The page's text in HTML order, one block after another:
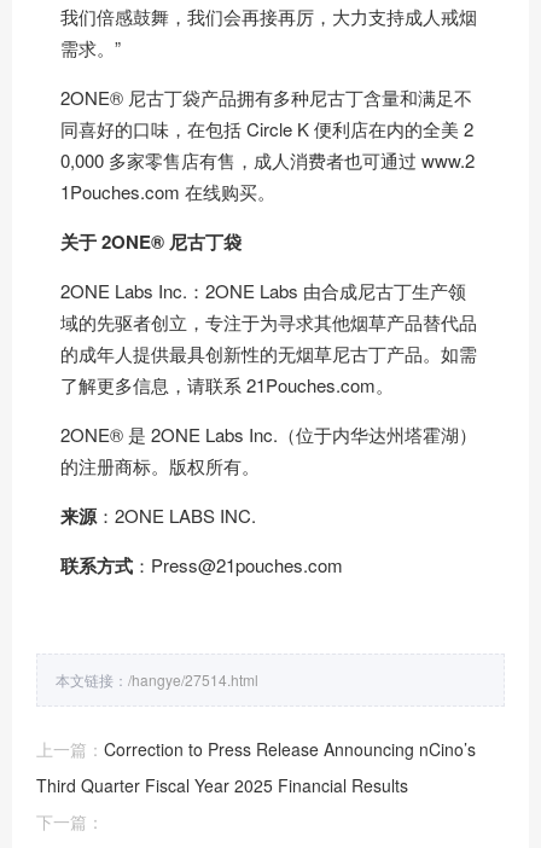
我们倍感鼓舞，我们会再接再厉，大力支持成人戒烟
需求。”
2ONE® 尼古丁袋产品拥有多种尼古丁含量和满足不
同喜好的口味，在包括 Circle K 便利店在内的全美 2
0,000 多家零售店有售，成人消费者也可通过 www.2
1Pouches.com 在线购买。
关于 2ONE® 尼古丁袋
2ONE Labs Inc.：2ONE Labs 由合成尼古丁生产领
域的先驱者创立，专注于为寻求其他烟草产品替代品
的成年人提供最具创新性的无烟草尼古丁产品。如需
了解更多信息，请联系 21Pouches.com。
2ONE® 是 2ONE Labs Inc.（位于内华达州塔霍湖）
的注册商标。版权所有。
来源：2ONE LABS INC.
联系方式 ：Press@21pouches.com
本文链接： /hangye/27514.html
上一篇： Correction to Press Release Announcing nCino’s
Third Quarter Fiscal Year 2025 Financial Results
下一篇：